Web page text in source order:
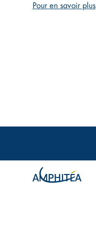
Pour en savoir plus